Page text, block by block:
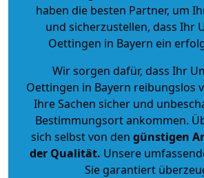
haben die besten Partner, um
und sicherzustellen, dass Ihr
Oettingen in Bayern ein
Wir sorgen dafür, dass Ihr
Oettingen in Bayern reibungslos
Ihre Sachen sicher und
Bestimmungsort ankommen.
sich selbst von den günstigen
der Qualität. Unsere
Sie garantiert